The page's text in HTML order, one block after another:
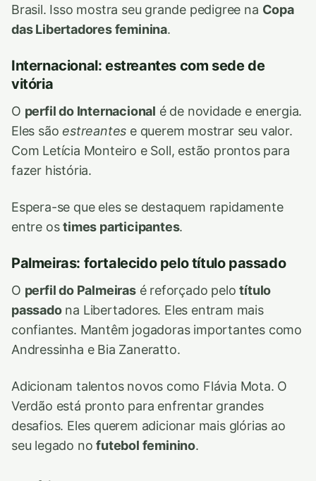
Brasil. Isso mostra seu grande pedigree na Copa
das Libertadores feminina.
Internacional: estreantes com sede de
vitória
O perfil do Internacional é de novidade e energia.
Eles são estreantes e querem mostrar seu valor.
Com Letícia Monteiro e Soll, estão prontos para
fazer história.
Espera-se que eles se destaquem rapidamente
entre ostimes participantes.
Palmeiras: fortalecido pelo título passado
O perfil do Palmeirasé reforçado pelotítulo
passadona Libertadores. Eles entram mais
confiantes. Mantêm jogadoras importantes como
Andressinha e Bia Zaneratto.
Adicionam talentos novos como Flávia Mota. O
Verdão está pronto para enfrentar grandes
desafios. Eles querem adicionar mais glórias ao
seu legado nofutebol feminino.